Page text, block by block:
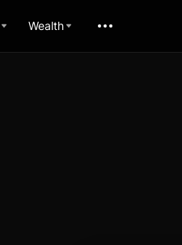
Wealth